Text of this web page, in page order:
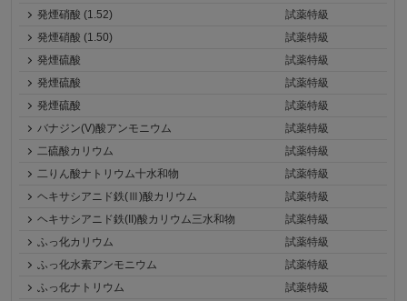
発煙硝酸 (1.52)
試薬特級
発煙硝酸 (1.50)
試薬特級
発煙硫酸
試薬特級
発煙硫酸
試薬特級
発煙硫酸
試薬特級
バナジン(V)酸アンモニウム
試薬特級
二硫酸カリウム
試薬特級
二りん酸ナトリウム十水和物
試薬特級
ヘキサシアニド鉄(Ⅲ)酸カリウム
試薬特級
ヘキサシアニド鉄(II)酸カリウム三水和物
試薬特級
ふっ化カリウム
試薬特級
ふっ化水素アンモニウム
試薬特級
ふっ化ナトリウム
試薬特級